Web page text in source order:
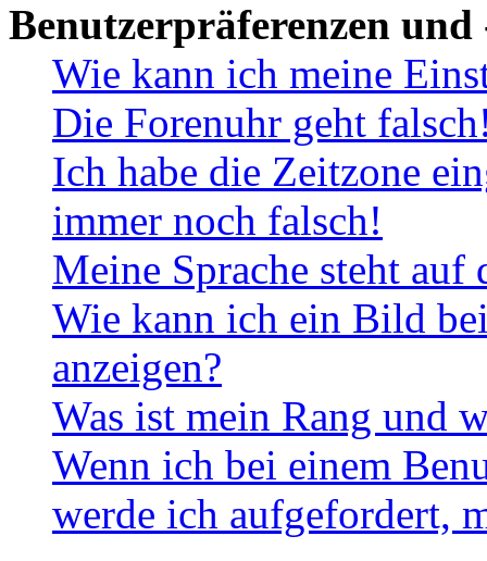
Benutzerpräferenzen und
Wie kann ich meine
Die Forenuhr geht
Ich habe die Zeitzone
immer noch falsch!
Meine Sprache steht
Wie kann ich ein Bild
anzeigen?
Was ist mein Rang und
Wenn ich bei einem
werde ich aufgefordert,